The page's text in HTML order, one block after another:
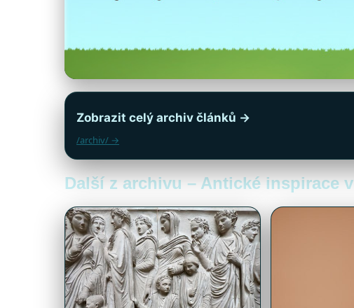
Zobrazit celý archiv článků →
/archiv/ →
Další z archivu – Antické inspirace